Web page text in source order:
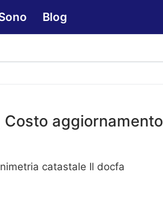
Blog
Costo aggiornamento
catastale Il docfa